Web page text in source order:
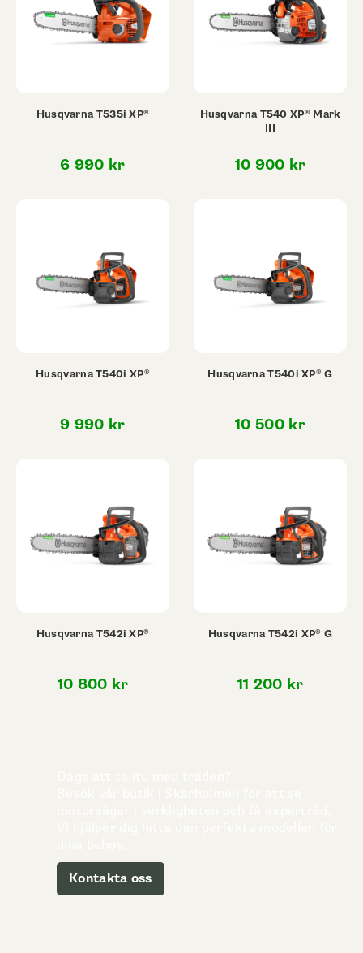
Husqvarna T535i XP®
6 990 kr
Husqvarna T540 XP® Mark
III
10 900 kr
Husqvarna T540i XP®
9 990 kr
Husqvarna T540i XP® G
10 500 kr
Husqvarna T542i XP®
10 800 kr
Husqvarna T542i XP® G
11 200 kr
Kontakta oss